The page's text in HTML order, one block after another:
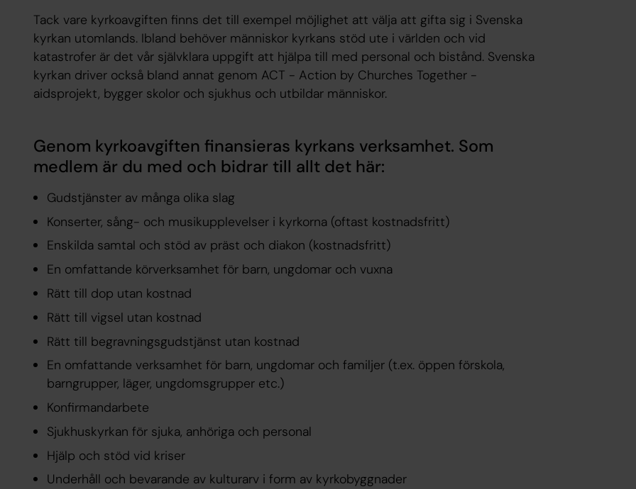
Tack vare kyrkoavgiften finns det till exempel möjlighet att välja att gifta sig i Svenska
kyrkan utomlands. Ibland behöver människor kyrkans stöd ute i världen och vid
katastrofer är det vår självklara uppgift att hjälpa till med personal och bistånd. Svenska
kyrkan driver också bland annat genom ACT - Action by Churches Together -
aidsprojekt, bygger skolor och sjukhus och utbildar människor.
Genom kyrkoavgiften finansieras kyrkans verksamhet. Som
medlem är du med och bidrar till allt det här:
Gudstjänster av många olika slag
Konserter, sång- och musikupplevelser i kyrkorna (oftast kostnadsfritt)
Enskilda samtal och stöd av präst och diakon (kostnadsfritt)
En omfattande körverksamhet för barn, ungdomar och vuxna
Rätt till dop utan kostnad
Rätt till vigsel utan kostnad
Rätt till begravningsgudstjänst utan kostnad
En omfattande verksamhet för barn, ungdomar och familjer (t.ex. öppen förskola,
barngrupper, läger, ungdomsgrupper etc.)
Konfirmandarbete
Sjukhuskyrkan för sjuka, anhöriga och personal
Hjälp och stöd vid kriser
Underhåll och bevarande av kulturarv i form av kyrkobyggnader